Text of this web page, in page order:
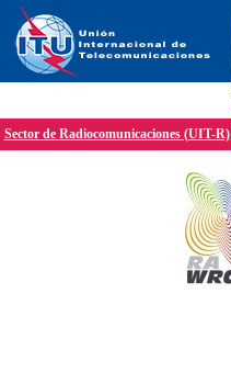
Sector de Radiocomunicaciones (UIT-R)